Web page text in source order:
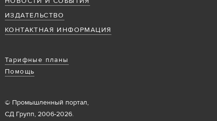
ИЗДАТЕЛЬСТВО
КОНТАКТНАЯ ИНФОРМАЦИЯ
Тарифные планы
Помощь
© Промышленный портал,
СД Групп, 2006-2026.